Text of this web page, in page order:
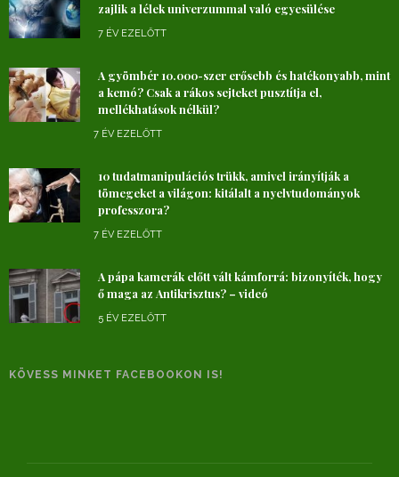
zajlik a lélek univerzummal való egyesülése
7 ÉV EZELŐTT
A gyömbér 10.000-szer erősebb és hatékonyabb, mint
a kemó? Csak a rákos sejteket pusztítja el,
mellékhatások nélkül?
7 ÉV EZELŐTT
10 tudatmanipulációs trükk, amivel irányítják a
tömegeket a világon: kitálalt a nyelvtudományok
professzora?
7 ÉV EZELŐTT
A pápa kamerák előtt vált kámforrá: bizonyíték, hogy
ő maga az Antikrisztus? – videó
5 ÉV EZELŐTT
KÖVESS MINKET FACEBOOKON IS!